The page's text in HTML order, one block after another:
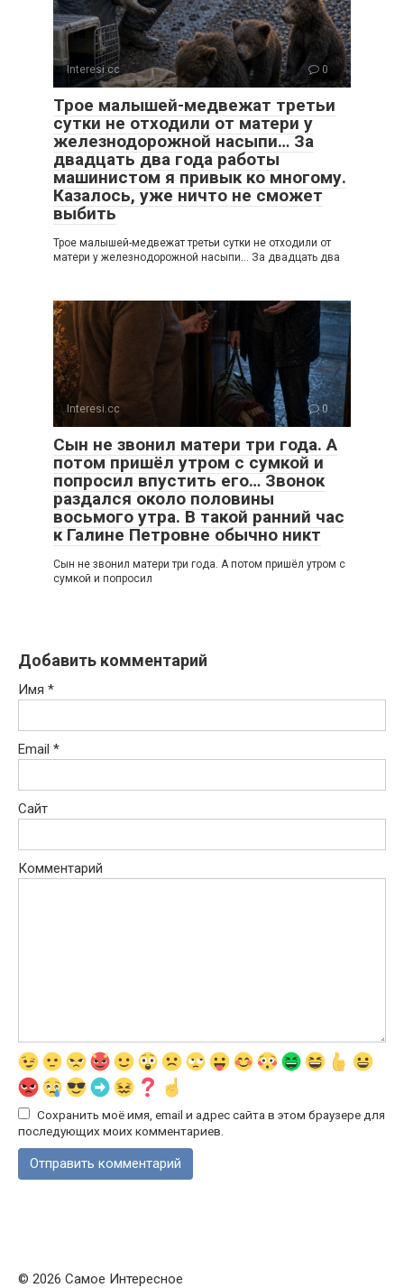
Interesi.cc 0
Трое малышей-медвежат третьи
сутки не отходили от матери у
железнодорожной насыпи… За
двадцать два года работы
машинистом я привык ко многому.
Казалось, уже ничто не сможет
выбить
Трое малышей-медвежат третьи сутки не отходили от
матери у железнодорожной насыпи… За двадцать два
Interesi.cc 0
Сын не звонил матери три года. А
потом пришёл утром с сумкой и
попросил впустить его… Звонок
раздался около половины
восьмого утра. В такой ранний час
к Галине Петровне обычно никт
Сын не звонил матери три года. А потом пришёл утром с
сумкой и попросил
Добавить комментарий
Имя *
Email *
Сайт
Комментарий
Сохранить моё имя, email и адрес сайта в этом браузере для
последующих моих комментариев.
© 2026 Самое Интересное